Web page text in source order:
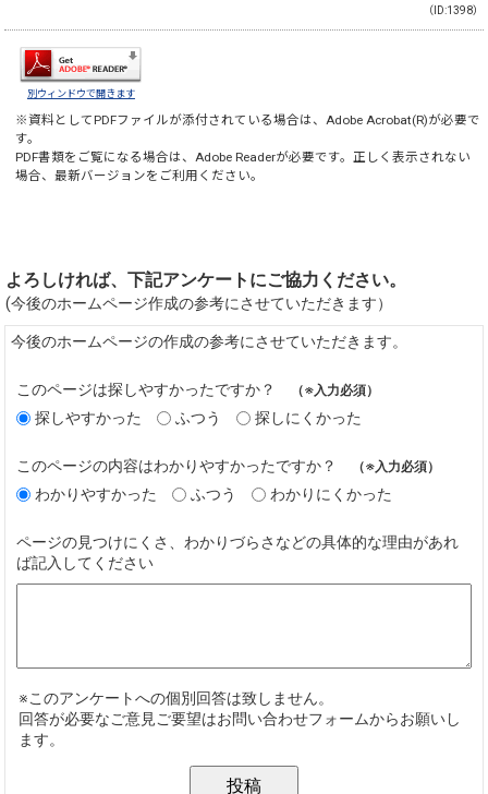
（ID:1398）
別ウィンドウで開きます
※資料としてPDFファイルが添付されている場合は、 Adobe Acrobat(R)が必要で
す。
PDF書類をご覧になる場合は、 Adobe Readerが必要です。正しく表示されない
場合、最新バージョンをご利用ください。